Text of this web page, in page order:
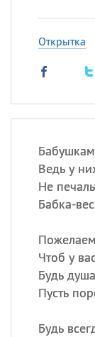
Открытка
Ведь у
Не
Бабка-
Чтоб у
Будь
Пусть
Будь